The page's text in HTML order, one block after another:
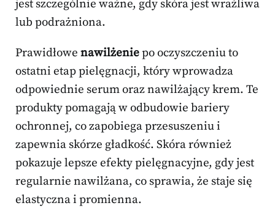
jest szczególnie ważne, gdy skóra jest wrażliwa
lub podrażniona.
Prawidłowe nawilżeniepo oczyszczeniu to
ostatni etap pielęgnacji, który wprowadza
odpowiednie serum oraz nawilżający krem. Te
produkty pomagają w odbudowie bariery
ochronnej, co zapobiega przesuszeniu i
zapewnia skórze gładkość. Skóra również
pokazuje lepsze efekty pielęgnacyjne, gdy jest
regularnie nawilżana, co sprawia, że staje się
elastyczna i promienna.